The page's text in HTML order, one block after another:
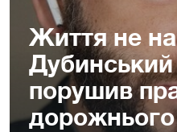
Життя не
порушив